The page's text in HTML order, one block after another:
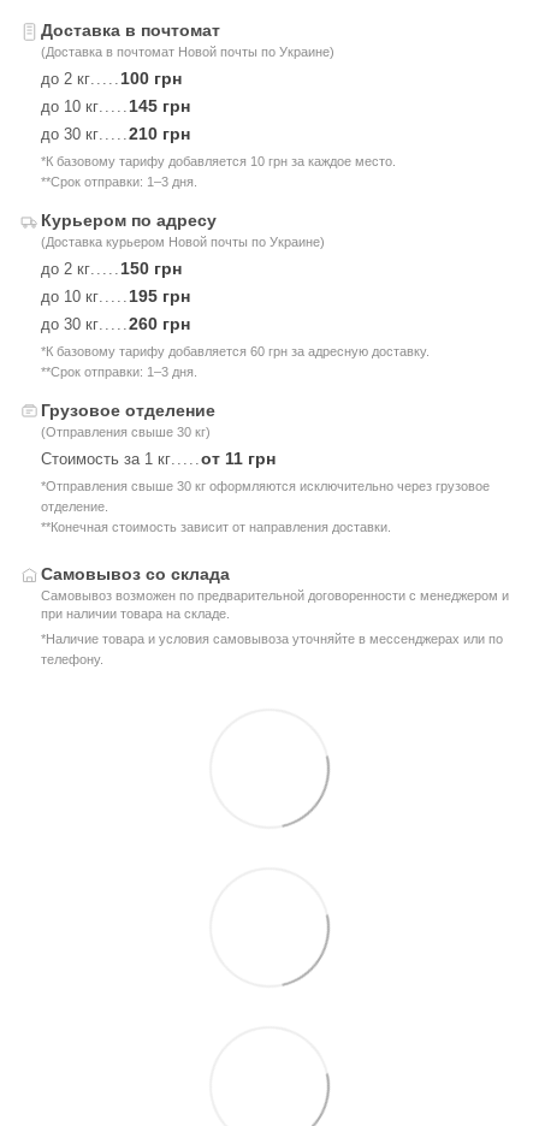
Доставка в почтомат
(Доставка в почтомат Новой почты по Украине)
до 2 кг..... 100 грн
до 10 кг..... 145 грн
до 30 кг.....210 грн
*К базовому тарифу добавляется 10 грн за каждое место.
**Срок отправки: 1–3 дня.
Курьером по адресу
(Доставка курьером Новой почты по Украине)
до 2 кг..... 150 грн
до 10 кг..... 195 грн
до 30 кг.....260 грн
*К базовому тарифу добавляется 60 грн за адресную доставку.
**Срок отправки: 1–3 дня.
Грузовое отделение
(Отправления свыше 30 кг)
Стоимость за 1 кг.....от 11 грн
*Отправления свыше 30 кг оформляются исключительно через грузовое
отделение.
**Конечная стоимость зависит от направления доставки.
Самовывоз со склада
Самовывоз возможен по предварительной договоренности с менеджером и
при наличии товара на складе.
*Наличие товара и условия самовывоза уточняйте в мессенджерах или по
телефону.